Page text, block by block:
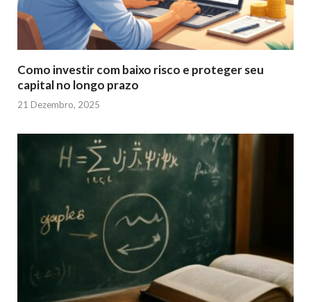
Como investir com baixo risco e proteger seu
capital no longo prazo
21 Dezembro, 2025